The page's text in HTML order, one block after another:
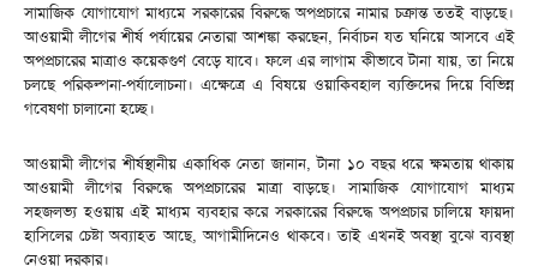
সামাজিক যোগাযোগ মাধ্যমে সরকারের বিরুদ্ধে অপপ্রচারে নামার চক্রান্ত ততই বাড়ছে।
আওয়ামী লীগের শীর্ষ পর্যায়ের নেতারা আশঙ্কা করছেন, নির্বাচন যত ঘনিয়ে আসবে এই
অপপ্রচারের মাত্রাও কয়েকগুণ বেড়ে যাবে। ফলে এর লাগাম কীভাবে টানা যায়, তা নিয়ে
চলছে পরিকল্পনা-পর্যালোচনা। এক্ষেত্রে এ বিষয়ে ওয়াকিবহাল ব্যক্তিদের দিয়ে বিভিন্ন
গবেষণা চালানো হচ্ছে।
আওয়ামী লীগের শীর্ষস্থানীয় একাধিক নেতা জানান, টানা ১০ বছর ধরে ক্ষমতায় থাকায়
আওয়ামী লীগের বিরুদ্ধে অপপ্রচারের মাত্রা বাড়ছে। সামাজিক যোগাযোগ মাধ্যম
সহজলভ্য হওয়ায় এই মাধ্যম ব্যবহার করে সরকারের বিরুদ্ধে অপপ্রচার চালিয়ে ফায়দা
হাসিলের চেষ্টা অব্যাহত আছে, আগামীদিনেও থাকবে। তাই এখনই অবস্থা বুঝে ব্যবস্থা
নেওয়া দরকার।